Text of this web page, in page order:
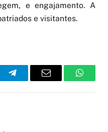
e engajamento. A
e visitantes.
TelegramEmail